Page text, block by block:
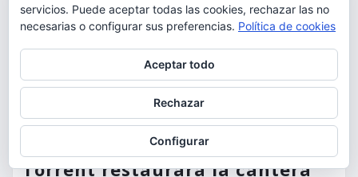
MEDIO AMBIENTE
Torrent restaurará la cantera
servicios. Puede aceptar todas las cookies, rechazar las no
necesarias o configurar sus preferencias. Política de cookies
Aceptar todo
Rechazar
Configurar
Para obtener más información, incluido cómo gestionar las cookies,